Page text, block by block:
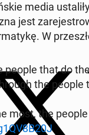
media
jest
W
people that do
the
most, the